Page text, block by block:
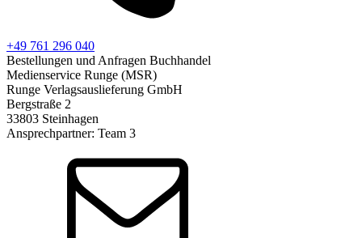
+49 761 296 040
Bestellungen und Anfragen Buchhandel
Medienservice Runge (MSR)
Runge Verlagsauslieferung GmbH
Bergstraße 2
33803 Steinhagen
Ansprechpartner: Team 3